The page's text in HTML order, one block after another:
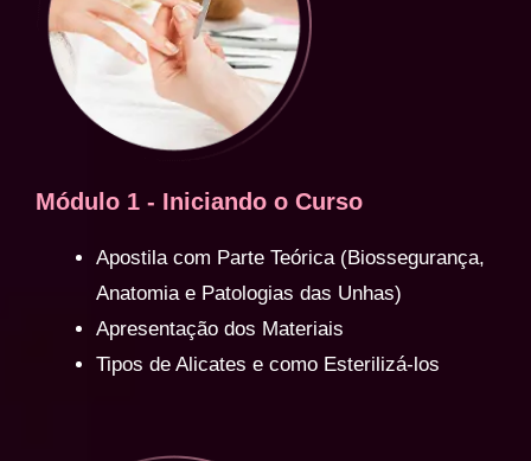
Módulo 1 - Iniciando o Curso
Apostila com Parte Teórica (Biossegurança,
Anatomia e Patologias das Unhas)
Apresentação dos Materiais
Tipos de Alicates e como Esterilizá-los